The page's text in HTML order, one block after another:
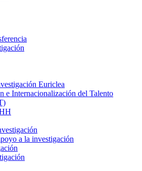
Euriclea
e Internacionalización del Talento
a la investigación